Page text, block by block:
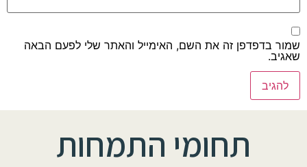
שמור בדפדפן זה את השם, האימייל והאתר שלי לפעם הבאה
שאגיב.
תחומי התמחות